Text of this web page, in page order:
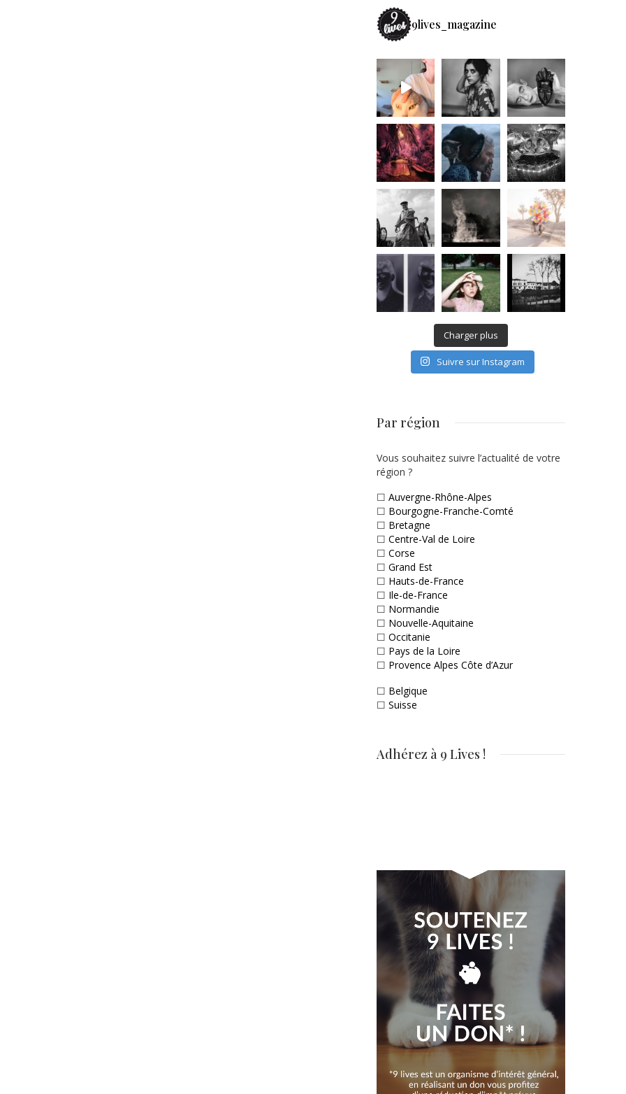
9lives_magazine
Charger plus
Suivre sur Instagram
Par région
Vous souhaitez suivre l’actualité de votre
région ?
☐ Auvergne-Rhône-Alpes
☐ Bourgogne-Franche-Comté
☐ Bretagne
☐ Centre-Val de Loire
☐ Corse
☐ Grand Est
☐ Hauts-de-France
☐ Ile-de-France
☐ Normandie
☐ Nouvelle-Aquitaine
☐ Occitanie
☐ Pays de la Loire
☐ Provence Alpes Côte d’Azur
☐ Belgique
☐ Suisse
Adhérez à 9 Lives !